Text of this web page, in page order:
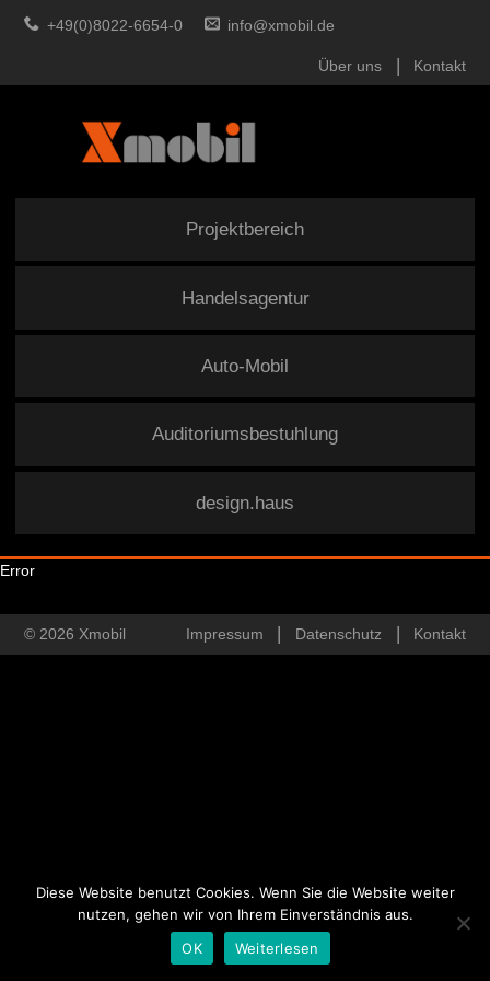
+49(0)8022-6654-0 info@xmobil.de
Über uns Kontakt
Projektbereich
Handelsagentur
Auto-Mobil
Auditoriumsbestuhlung
design.haus
Error
© 2026 Xmobil Impressum Datenschutz Kontakt
Diese Website benutzt Cookies. Wenn Sie die Website weiter
nutzen, gehen wir von Ihrem Einverständnis aus.
OK
Weiterlesen